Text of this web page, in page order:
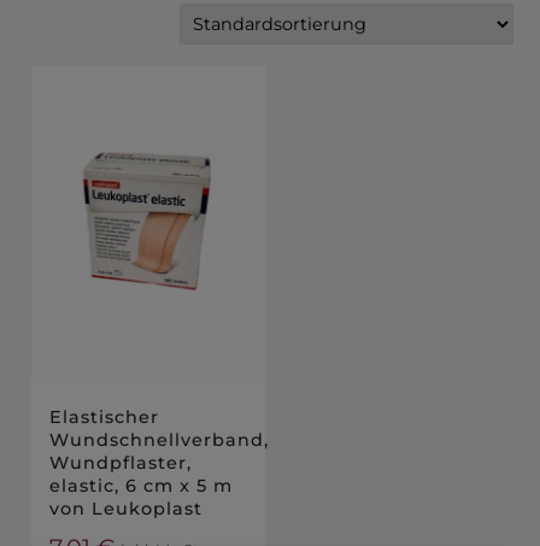
Elastischer
Wundschnellverband,
Wundpflaster,
elastic, 6 cm x 5 m
von Leukoplast